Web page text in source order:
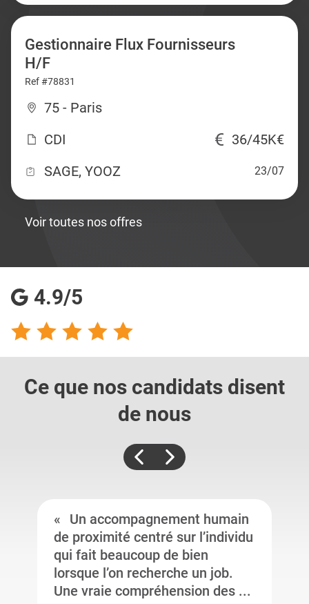
Gestionnaire Flux Fournisseurs
H/F
Ref #78831
75 - Paris
CDI
36/45K€
SAGE, YOOZ
23/07
Voir toutes nos offres
4.9/5
Ce que nos candidats disent
de nous
Un accompagnement humain
de proximité centré sur l’individu
qui fait beaucoup de bien
lorsque l’on recherche un job.
Une vraie compréhension des ...